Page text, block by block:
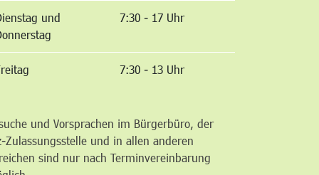
und
7:30 - 17 Uhr
7:30 - 13 Uhr
und Vorsprachen im Bürgerbüro, der
Zulassungsstelle und in allen anderen
sind nur nach Terminvereinbarung